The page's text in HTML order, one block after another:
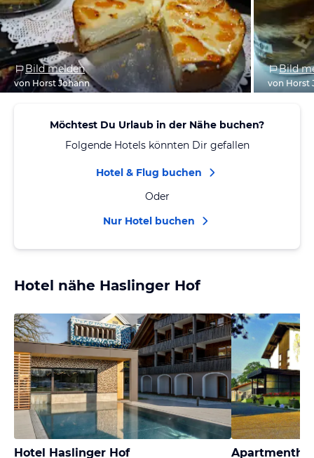
Bild melden
von Horst Johann
Bild
von Horst
Möchtest Du Urlaub in der Nähe buchen?
Folgende Hotels könnten Dir gefallen
Hotel & Flug buchen
Oder
Nur Hotel buchen
Hotel nähe Haslinger Hof
Hotel Haslinger Hof